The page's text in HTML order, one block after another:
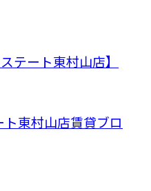
ート東村山店】
東村山店賃貸ブロ